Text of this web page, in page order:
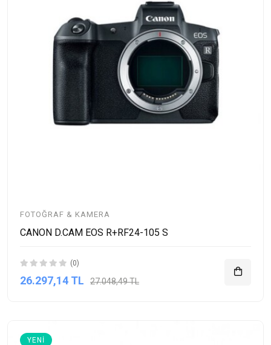
FOTOĞRAF & KAMERA
CANON D.CAM EOS R+RF24-105 S
(0)
26.297,14 TL 27.048,49 TL
YENI